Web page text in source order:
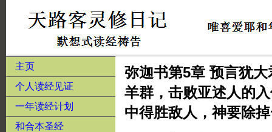
主页
个人读经见证
一年读经计划
和合本圣经
弥迦书第5章 预言犹
羊群，击败亚述人的
中得胜敌人，神要除